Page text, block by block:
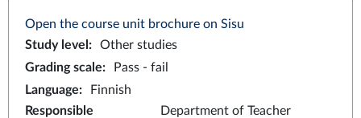
Open the course unit brochure on Sisu
Study level :
Other studies
Grading scale:
Pass - fail
Language:
Finnish
Responsible
Department of Teacher